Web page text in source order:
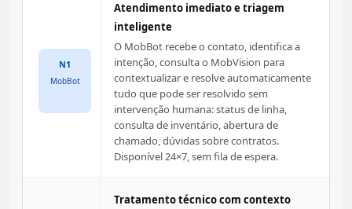
N1
MobBot
Atendimento imediato e triagem
inteligente
O MobBot recebe o contato, identifica a
intenção, consulta o MobVision para
contextualizar e resolve automaticamente
tudo que pode ser resolvido sem
intervenção humana: status de linha,
consulta de inventário, abertura de
chamado, dúvidas sobre contratos.
Disponível 24×7, sem fila de espera.
Tratamento técnico com contexto